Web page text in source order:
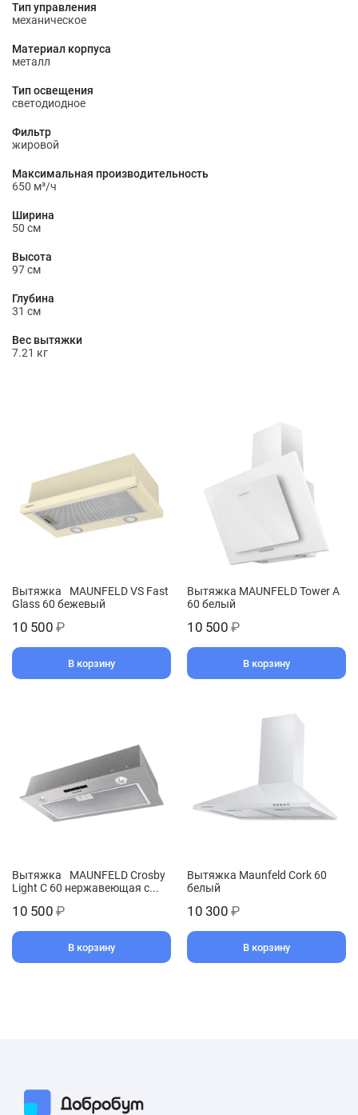
Тип управления
механическое
Материал корпуса
металл
Тип освещения
светодиодное
Фильтр
жировой
Максимальная производительность
650 м³/ч
Ширина
50 см
Высота
97 см
Глубина
31 см
Вес вытяжки
7.21 кг
Вытяжка MAUNFELD VS Fast
Glass 60 бежевый
10 500 ₽
В корзину
Вытяжка MAUNFELD Tower A
60 белый
10 500 ₽
В корзину
Вытяжка MAUNFELD Crosby
Light C 60 нержавеющая с...
10 500 ₽
В корзину
Вытяжка Maunfeld Cork 60
белый
10 300 ₽
В корзину